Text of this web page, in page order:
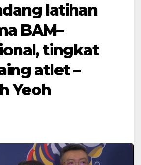
latihan
BAM–
tingkat
atlet –
Yeoh